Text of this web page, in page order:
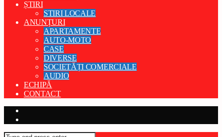
ȘTIRI
STIRI LOCALE
ANUNȚURI
APARTAMENTE
AUTO-MOTO
CASE
DIVERSE
SOCIETĂȚI COMERCIALE
AUDIO
ECHIPĂ
CONTACT